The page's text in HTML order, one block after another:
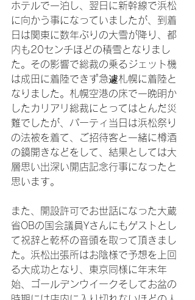
ホテルで一泊し、翌日に新幹線で浜松
に向かう事になっていましたが、到着
日は関東に数年ぶりの大雪が降り、都
内も20センチほどの積雪となりまし
た。その影響で総裁の乗るジェット機
は成田に着陸できず急遽札幌に着陸と
なりました。札幌空港の床で一晩明か
したカリアリ総裁にとってはとんだ災
難でしたが、パーティ当日は浜松祭り
の法被を着て、ご招待客と一緒に樽酒
の鏡開きなどをして、結果としては大
層思い出深い開店記念行事になったと
思います。
また、開設許可でお世話になった大蔵
省OBの国会議員Yさんにもゲストとし
て祝辞と乾杯の音頭を取って頂きまし
た。浜松出張所はお陰様で予想を上回
る大成功となり、東京同様に年末年
始、ゴールデンウイークそしてお盆の